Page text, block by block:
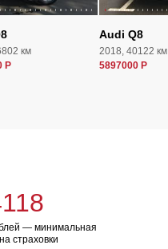
км
Р
Audi Q8
2018, 40122 км
5897000 Р
— минимальная
страховки